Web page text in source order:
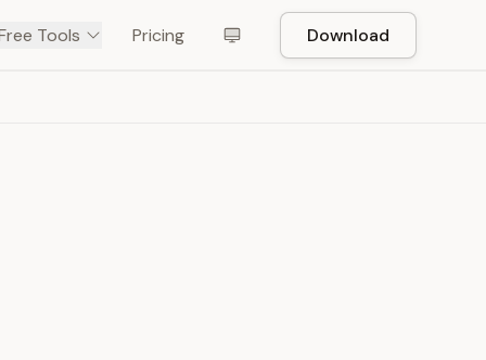
Tools Pricing Download